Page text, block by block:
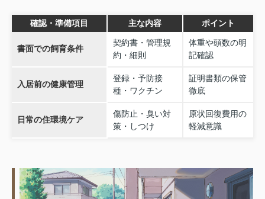
確認・準備項目 主な内容 ポイント
書面での飼育条件
契約書・管理規
約・細則
体重や頭数の明
記確認
入居前の健康管理
登録・予防接
種・ワクチン
証明書類の保管
徹底
日常の住環境ケア
傷防止・臭い対
策・しつけ
原状回復費用の
軽減意識